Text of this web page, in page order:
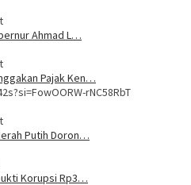
Ahmad L…
Pajak Ken…
rNC58RbT
Putih Doron…
Korupsi Rp3…